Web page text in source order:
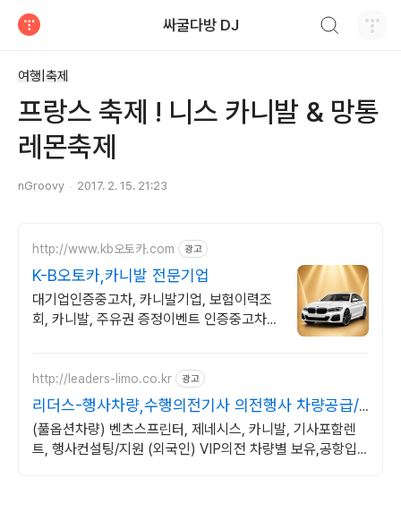
싸굴다방 DJ
여행|축제
프랑스 축제 ! 니스 카니발 & 망통
레몬축제
nGroovy 2017. 2. 15. 21:23
http://www.kb오토카.com 광고
K-B오토카,카니발 전문기업
대기업인증중고차, 카니발기업, 보험이력조
회, 카니발, 주유권 증정이벤트 인증중고차 7
http://leaders-limo.co.kr 광고
리더스-행사차량,수행의전기사 의전행사 차량공급/
지원
(풀옵션차량) 벤츠스프린터, 제네시스, 카니발, 기사포함렌
트, 행사컨설팅/지원 (외국인) VIP의전 차량별 보유,공항입